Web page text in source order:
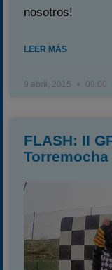
nosotros!
LEER MÁS
9 abril, 2015 09:00
FLASH: II
Torremocha